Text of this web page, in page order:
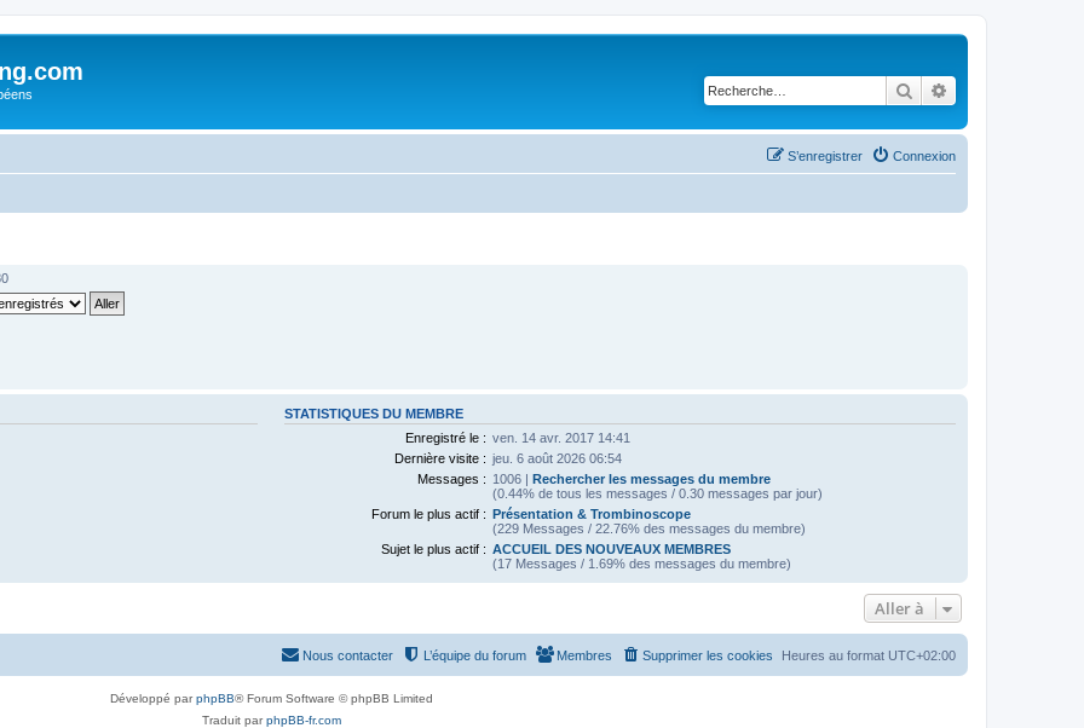
Rechercher
Connexion
S’enregistrer
STATISTIQUES DU MEMBRE
Enregistré le : ven. 14 avr. 2017 14:41
Dernière visite : jeu. 6 août 2026 06:54
Messages : 1006 | Rechercher les messages du membre
(0.44% de tous les messages / 0.30 messages par jour)
Forum le plus actif : Présentation & Trombinoscope
(229 Messages / 22.76% des messages du membre)
Sujet le plus actif : ACCUEIL DES NOUVEAUX MEMBRES
(17 Messages / 1.69% des messages du membre)
Aller à
Heures au format UTC+02:00
Supprimer les cookies
Membres
L’équipe du forum
Nous contacter
Développé parphpBB® Forum Software © phpBB Limited
Traduit parphpBB-fr.com